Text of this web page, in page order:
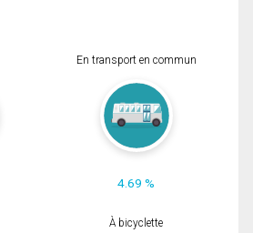
En transport en commun
4.69 %
À bicyclette